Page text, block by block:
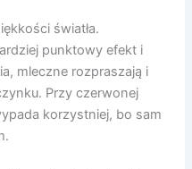
światła.
punktowy efekt i
mleczne rozpraszają i
Przy czerwonej
korzystniej, bo sam